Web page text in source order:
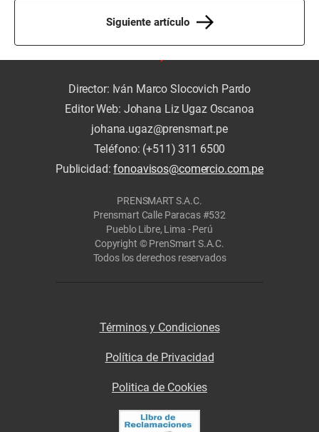
Siguiente artículo
Director: Iván Marco Slocovich Pardo
Editor Web: Johana Liz Ugaz Oscanoa
johana.ugaz@prensmart.pe
Teléfono: (+511) 311 6500
Publicidad:fonoavisos@comercio.com.pe
PRENSMART S.A.C.
Prensmart Calle Paracas #532
Pueblo Libre, Lima - Perú
Copyright © PrenSmart S.A.C.
Todos los derechos reservados
Términos y Condiciones
Política de Privacidad
Politica de Cookies